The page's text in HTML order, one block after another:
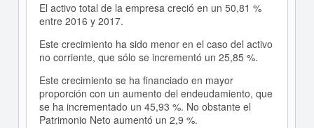
El activo total de la empresa creció en un 50,81 %
entre 2016 y 2017.
Este crecimiento ha sido menor en el caso del activo
no corriente, que sólo se incrementó un 25,85 %.
Este crecimiento se ha financiado en mayor
proporción con un aumento del endeudamiento, que
se ha incrementado un 45,93 %. No obstante el
Patrimonio Neto aumentó un 2,9 %.